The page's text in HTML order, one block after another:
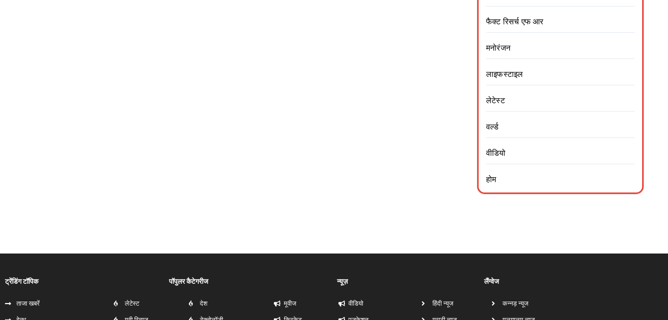
फैक्ट रिसर्च एफ आर
मनोरंजन
लाइफस्टाइल
लेटेस्ट
वर्ल्ड
वीडियो
होम
ट्रेंडिंग टॉपिक
ताजा खबरें
पॉपुलर कैटेगरीज
लेटेस्ट देश
न्यूज़
मूवीज वीडियो
लैंग्वेज
हिंदी न्यूज कन्नड़ न्यूज